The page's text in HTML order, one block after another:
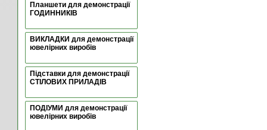
Планшети для демонстрації
ГОДИННИКІВ
ВИКЛАДКИ для демонстрації
ювелірних виробів
Підставки для демонстрації
СТІЛОВИХ ПРИЛАДІВ
ПОДІУМИ для демонстрації
ювелірних виробів